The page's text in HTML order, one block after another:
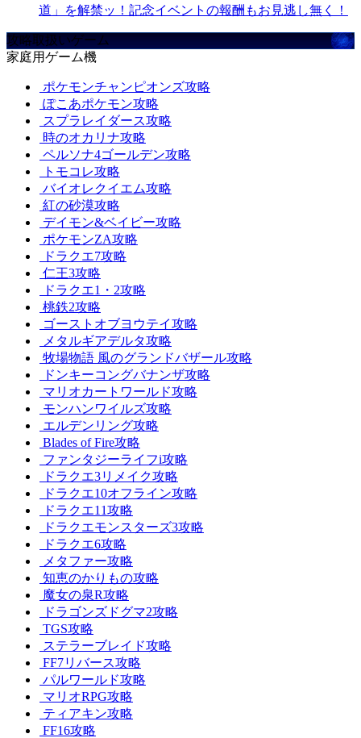
道」を解禁ッ！記念イベントの報酬もお見逃し無く！
攻略取扱いゲーム
家庭用ゲーム機
ポケモンチャンピオンズ攻略
ぽこあポケモン攻略
スプラレイダース攻略
時のオカリナ攻略
ペルソナ4ゴールデン攻略
トモコレ攻略
バイオレクイエム攻略
紅の砂漠攻略
デイモン&ベイビー攻略
ポケモンZA攻略
ドラクエ7攻略
仁王3攻略
ドラクエ1・2攻略
桃鉄2攻略
ゴーストオブヨウテイ攻略
メタルギアデルタ攻略
牧場物語 風のグランドバザール攻略
ドンキーコングバナンザ攻略
マリオカートワールド攻略
モンハンワイルズ攻略
エルデンリング攻略
Blades of Fire攻略
ファンタジーライフi攻略
ドラクエ3リメイク攻略
ドラクエ10オフライン攻略
ドラクエ11攻略
ドラクエモンスターズ3攻略
ドラクエ6攻略
メタファー攻略
知恵のかりもの攻略
魔女の泉R攻略
ドラゴンズドグマ2攻略
TGS攻略
ステラーブレイド攻略
FF7リバース攻略
パルワールド攻略
マリオRPG攻略
ティアキン攻略
FF16攻略